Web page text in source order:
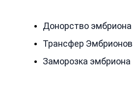
Донорство эмбриона
Трансфер Эмбрионов
Заморозка эмбриона